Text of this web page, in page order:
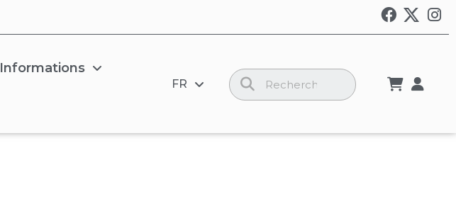
Informations
FR